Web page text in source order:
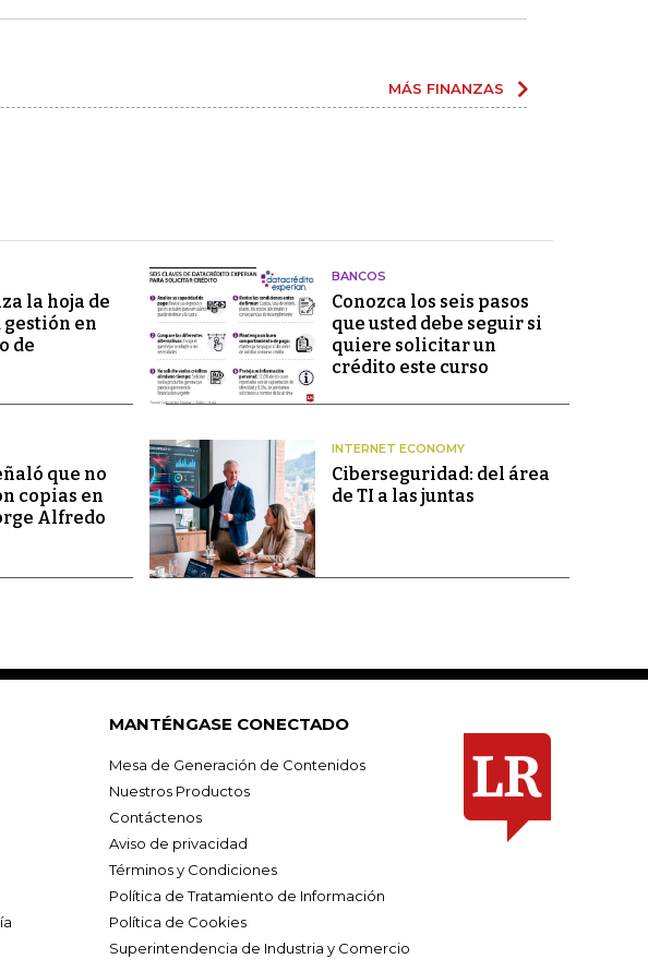
MÁS FINANZAS
la hoja de
gestión en
de
BANCOS
Conozca los seis pasos
que usted debe seguir si
quiere solicitar un
crédito este curso
que no
copias en
Alfredo
INTERNET ECONOMY
Ciberseguridad: del área
de TI a las juntas
MANTÉNGASE CONECTADO
Mesa de Generación de Contenidos
Nuestros Productos
Contáctenos
Aviso de privacidad
Términos y Condiciones
Política de Tratamiento de Información
Política de Cookies
Superintendencia de Industria y Comercio